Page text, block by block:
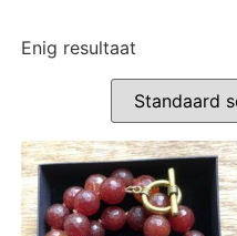
Enig resultaat